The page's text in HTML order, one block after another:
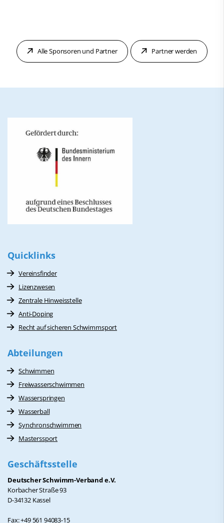
Alle Sponsoren und Partner Partner werden
Quicklinks
Vereinsfinder
Lizenzwesen
Zentrale Hinweisstelle
Anti-Doping
Recht auf sicheren Schwimmsport
Abteilungen
Schwimmen
Freiwasserschwimmen
Wasserspringen
Wasserball
Synchronschwimmen
Masterssport
Geschäftsstelle
Deutscher Schwimm-Verband e.V.
Korbacher Straße 93
D-34132 Kassel
Fax: +49 561 94083-15